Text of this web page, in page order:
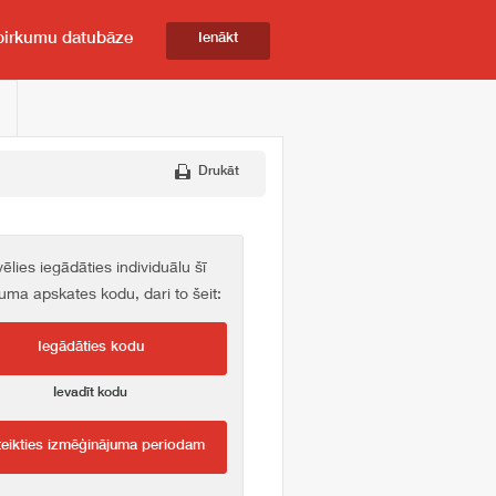
datubāze Ienākt
Drukāt
iegādāties individuālu šī
apskates kodu, dari to šeit:
Iegādāties kodu
Ievadīt kodu
izmēģinājuma periodam